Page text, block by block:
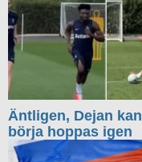
Äntligen, Dejan kan
börja hoppas igen